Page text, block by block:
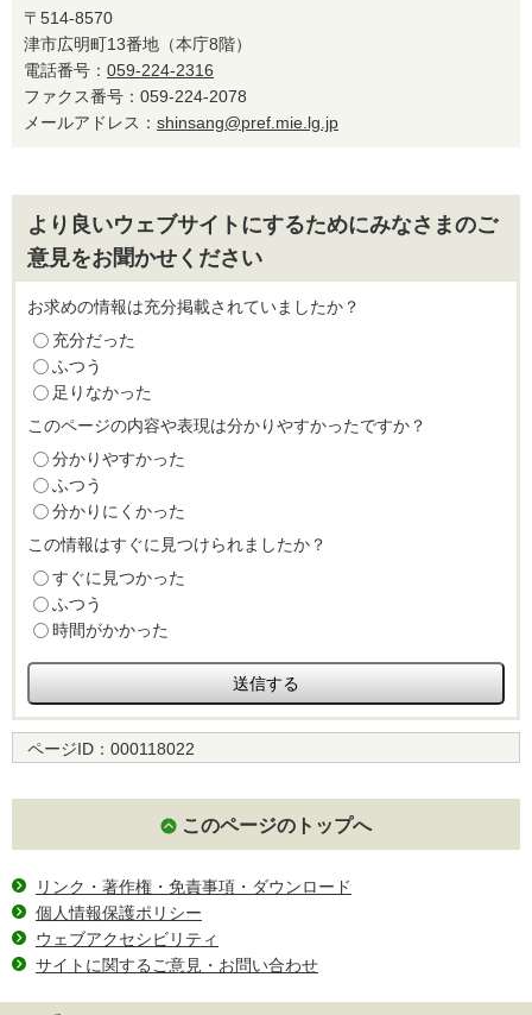
〒514-8570
津市広明町13番地（本庁8階）
電話番号： 059-224-2316
ファクス番号：059-224-2078
メールアドレス： shinsang@pref.mie.lg.jp
より良いウェブサイトにするためにみなさまのご
意見をお聞かせください
お求めの情報は充分掲載されていましたか？
充分だった
ふつう
足りなかった
このページの内容や表現は分かりやすかったですか？
分かりやすかった
ふつう
分かりにくかった
この情報はすぐに見つけられましたか？
すぐに見つかった
ふつう
時間がかかった
ページID： 000118022
このページのトップへ
リンク・著作権・免責事項・ダウンロード
個人情報保護ポリシー
ウェブアクセシビリティ
サイトに関するご意見・お問い合わせ